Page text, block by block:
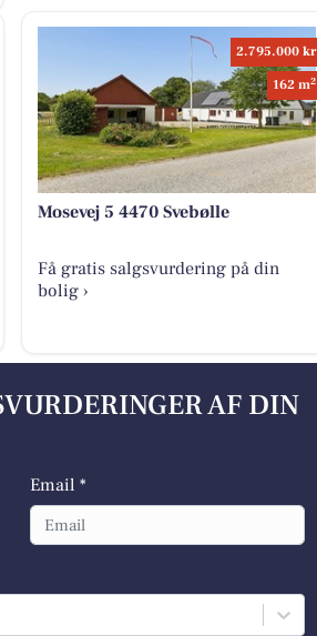
2.795.000 kr
162 m2
Mosevej 5 4470 Svebølle
Få gratis salgsvurdering på din
bolig ›
AF DIN
Email *